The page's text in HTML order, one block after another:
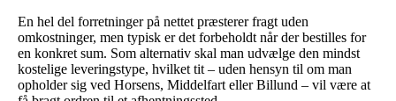
En hel del forretninger på nettet præsterer fragt uden
omkostninger, men typisk er det forbeholdt når der bestilles for
en konkret sum. Som alternativ skal man udvælge den mindst
kostelige leveringstype, hvilket tit – uden hensyn til om man
opholder sig ved Horsens, Middelfart eller Billund – vil være at